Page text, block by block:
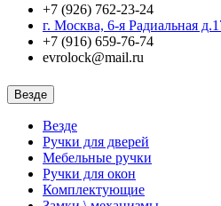
+7 (926) 762-23-24
г. Москва, 6-я Радиальная
+7 (916) 659-76-74
evrolock@mail.ru
Везде
Везде
Ручки для дверей
Мебельные ручки
Ручки для окон
Комплектующие